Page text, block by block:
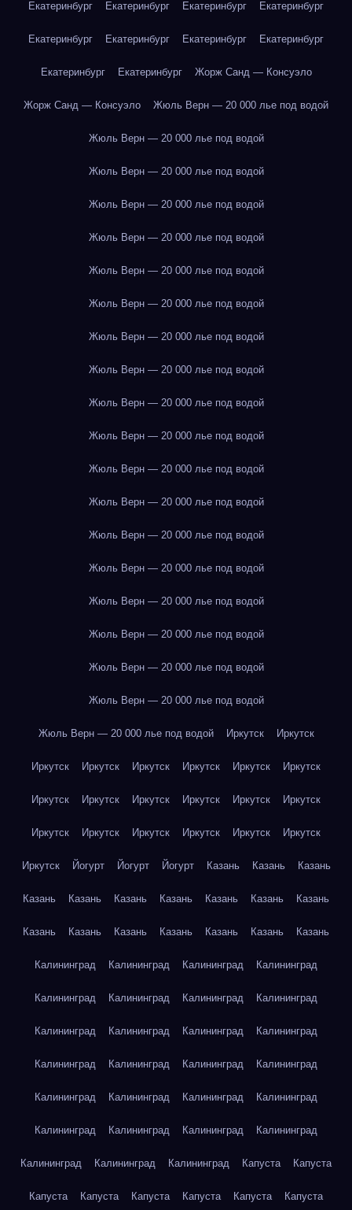
Екатеринбург Екатеринбург Екатеринбург Екатеринбург
Екатеринбург Екатеринбург Екатеринбург Екатеринбург
Екатеринбург Екатеринбург Жорж Санд — Консуэло
Жорж Санд — Консуэло Жюль Верн — 20 000 лье под водой
Жюль Верн — 20 000 лье под водой
Жюль Верн — 20 000 лье под водой
Жюль Верн — 20 000 лье под водой
Жюль Верн — 20 000 лье под водой
Жюль Верн — 20 000 лье под водой
Жюль Верн — 20 000 лье под водой
Жюль Верн — 20 000 лье под водой
Жюль Верн — 20 000 лье под водой
Жюль Верн — 20 000 лье под водой
Жюль Верн — 20 000 лье под водой
Жюль Верн — 20 000 лье под водой
Жюль Верн — 20 000 лье под водой
Жюль Верн — 20 000 лье под водой
Жюль Верн — 20 000 лье под водой
Жюль Верн — 20 000 лье под водой
Жюль Верн — 20 000 лье под водой
Жюль Верн — 20 000 лье под водой
Жюль Верн — 20 000 лье под водой
Жюль Верн — 20 000 лье под водой Иркутск Иркутск
Иркутск Иркутск Иркутск Иркутск Иркутск Иркутск
Иркутск Иркутск Иркутск Иркутск Иркутск Иркутск
Иркутск Иркутск Иркутск Иркутск Иркутск Иркутск
Иркутск Йогурт Йогурт Йогурт Казань Казань Казань
Казань Казань Казань Казань Казань Казань Казань
Казань Казань Казань Казань Казань Казань Казань
Калининград Калининград Калининград Калининград
Калининград Калининград Калининград Калининград
Калининград Калининград Калининград Калининград
Калининград Калининград Калининград Калининград
Калининград Калининград Калининград Калининград
Калининград Калининград Калининград Калининград
Калининград Калининград Калининград Капуста Капуста
Капуста Капуста Капуста Капуста Капуста Капуста